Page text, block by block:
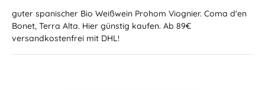
guter spanischer Bio Weißwein Prohom Viognier. Coma d'en
Bonet, Terra Alta. Hier günstig kaufen. Ab 89€
versandkostenfrei mit DHL!